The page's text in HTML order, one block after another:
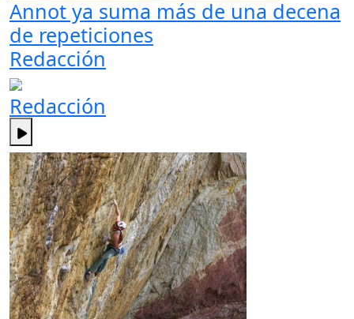
Annot ya suma más de una decena
de repeticiones
Redacción
Redacción